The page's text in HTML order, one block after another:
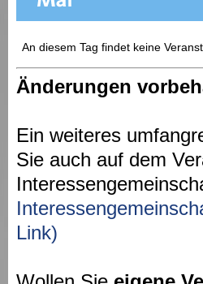
An diesem Tag findet keine
Änderungen
Ein weiteres
Sie auch auf dem
Link)